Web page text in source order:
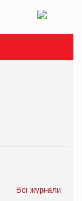
Всі журнали